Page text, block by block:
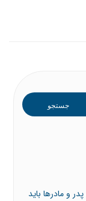
و مادرها باید